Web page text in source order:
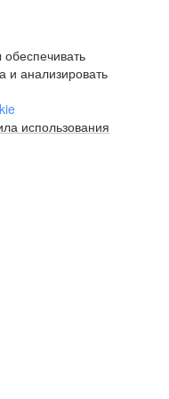
и анализировать
использования